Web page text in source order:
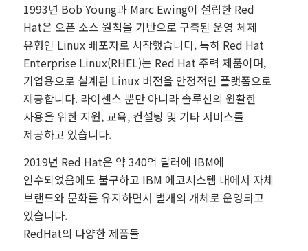
1993년 Bob Young과 Marc Ewing이 설립한 Red
Hat은 오픈 소스 원칙을 기반으로 구축된 운영 체제
유형인 Linux 배포자로 시작했습니다. 특히 Red Hat
Enterprise Linux(RHEL)는 Red Hat 주력 제품이며,
기업용으로 설계된 Linux 버전을 안정적인 플랫폼으로
제공합니다. 라이센스 뿐만 아니라 솔루션의 원활한
사용을 위한 지원, 교육, 컨설팅 및 기타 서비스를
제공하고 있습니다.
2019년 Red Hat은 약 340억 달러에 IBM에
인수되었음에도 불구하고 IBM 에코시스템 내에서 자체
브랜드와 문화를 유지하면서 별개의 개체로 운영되고
있습니다.
RedHat의 다양한 제품들